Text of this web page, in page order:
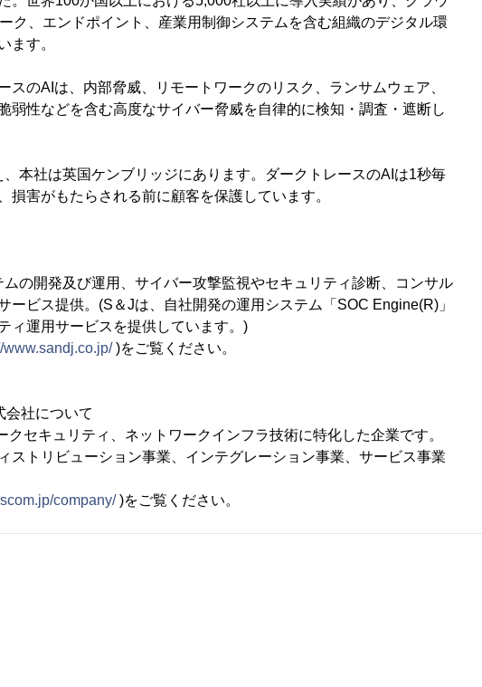
ク、エンドポイント、産業用制御システムを含む組織のデジタル環
ます。
スのAIは、内部脅威、リモートワークのリスク、ランサムウェア、
弱性などを含む高度なサイバー脅威を自律的に検知・調査・遮断し
本社は英国ケンブリッジにあります。ダークトレースのAIは1秒毎
損害がもたらされる前に顧客を保護しています。
の開発及び運用、サイバー攻撃監視やセキュリティ診断、コンサル
ービス提供。(S＆Jは、自社開発の運用システム「SOC Engine(R)」
ィ運用サービスを提供しています。)
www.sandj.co.jp/)をご覧ください。
会社について
セキュリティ、ネットワークインフラ技術に特化した企業です。
ストリビューション事業、インテグレーション事業、サービス事業
company/)をご覧ください。